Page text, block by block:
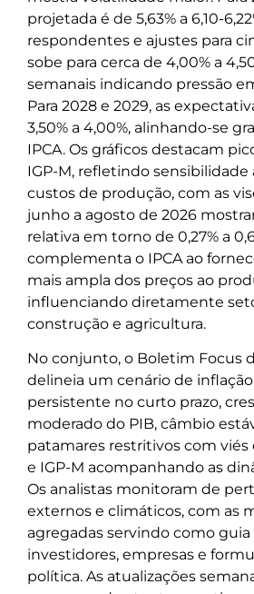
projetada é de 5,63% a 6,10-
respondentes e ajustes para
sobe para cerca de 4,00% a
semanais indicando pressão
Para 2028 e 2029, as
3,50% a 4,00%, alinhando-se
IPCA. Os gráficos destacam
IGP-M, refletindo
custos de produção, com as
junho a agosto de 2026
relativa em torno de 0,27% a
complementa o IPCA ao
mais ampla dos preços ao
influenciando diretamente
construção e agricultura.
No conjunto, o Boletim Focus
delineia um cenário de
persistente no curto prazo,
moderado do PIB, câmbio
patamares restritivos com
e IGP-M acompanhando as
Os analistas monitoram de
externos e climáticos, com as
agregadas servindo como
investidores, empresas e
política. As atualizações